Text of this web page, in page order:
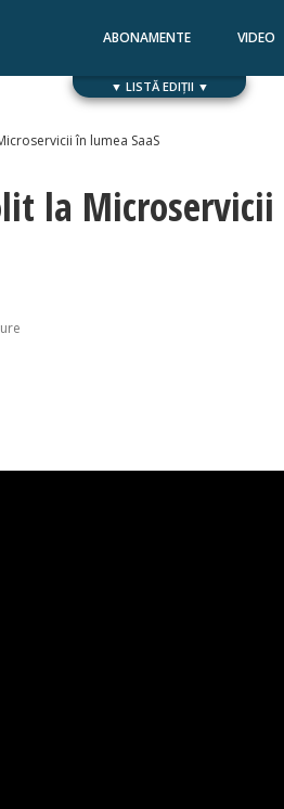
ABONAMENTE VIDEO
▼ LISTĂ EDIȚII ▼
în lumea SaaS
la Microservicii